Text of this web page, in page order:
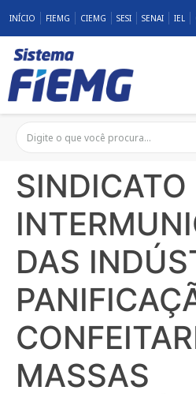
INÍCIO FIEMG CIEMG SESI SENAI IEL
SINDICATO
DAS
MASSAS